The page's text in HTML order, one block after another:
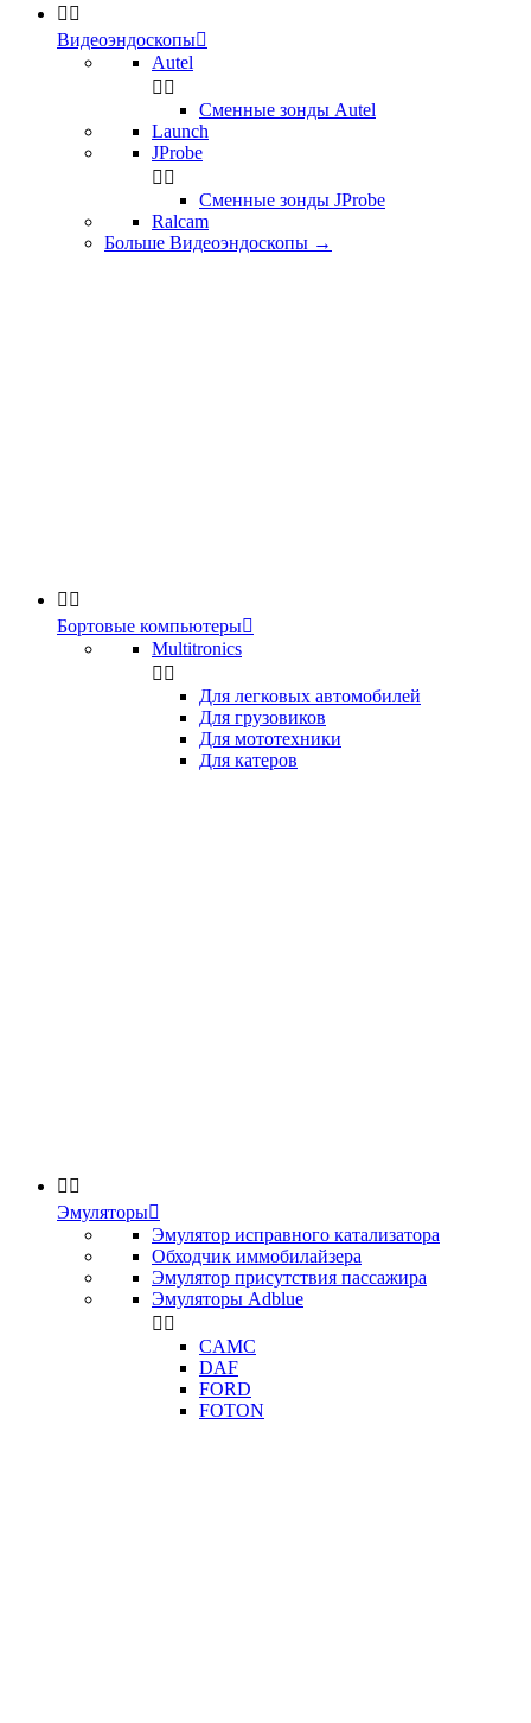
 
Видеоэндоскопы
Autel
 
Сменные зонды Autel
Launch
JProbe
 
Сменные зонды JProbe
Ralcam
Больше Видеоэндоскопы →
 
Бортовые компьютеры
Multitronics
 
Для легковых автомобилей
Для грузовиков
Для мототехники
Для катеров
 
Эмуляторы
Эмулятор исправного катализатора
Обходчик иммобилайзера
Эмулятор присутствия пассажира
Эмуляторы Adblue
 
CAMC
DAF
FORD
FOTON